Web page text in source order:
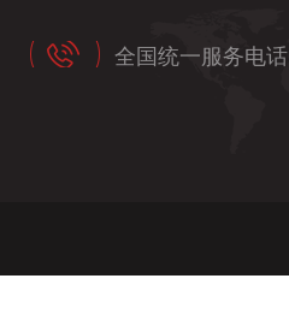
全国统一服务电话